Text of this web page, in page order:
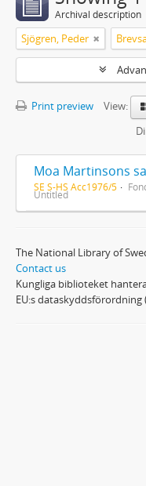
Archival description
Sjögren, Peder
Print preview
View:
Moa Martinsons
SE S-HS Acc1976/5
Untitled
The National Library of
Contact us
Kungliga biblioteket
EU:s dataskyddsförordning